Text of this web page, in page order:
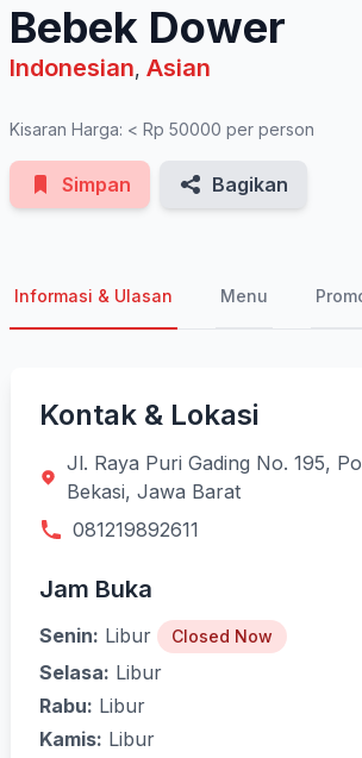
Bebek Dower
Indonesian, Asian
Kisaran Harga: < Rp 50000 per person
Simpan Bagikan
Informasi & Ulasan Menu
Kontak & Lokasi
Jl. Raya Puri Gading No. 195,
Bekasi, Jawa Barat
081219892611
Jam Buka
Senin: Libur Closed Now
Selasa: Libur
Rabu: Libur
Kamis: Libur